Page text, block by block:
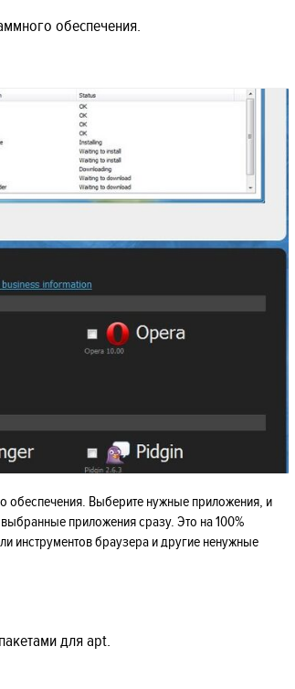
обеспечения.
обеспечения. Выберите нужные приложения, и
приложения сразу. Это на 100%
инструментов браузера и другие ненужные
для apt.